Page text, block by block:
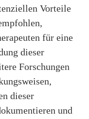
Vorteile
für eine
dieser
Forschungen
dieser
und